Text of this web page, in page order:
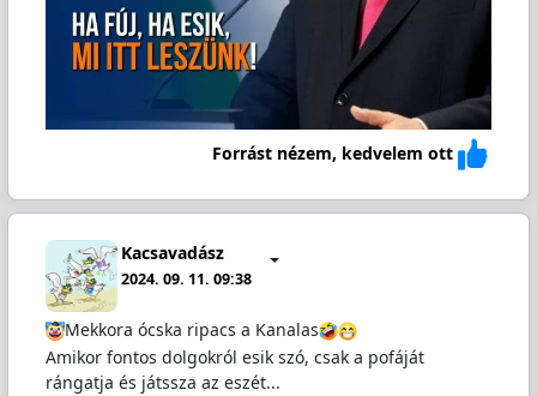
Forrást nézem, kedvelem ott
Kacsavadász
2024. 09. 11. 09:38
Mekkora ócska ripacs a Kanalas
Amikor fontos dolgokról esik szó, csak a pofáját
rángatja és játssza az eszét...